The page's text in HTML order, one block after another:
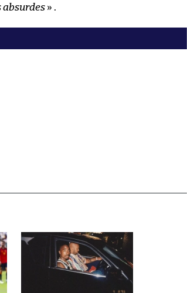
absurdes » .